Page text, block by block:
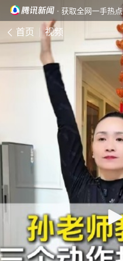
· 获取全网一手热点
首页 视频